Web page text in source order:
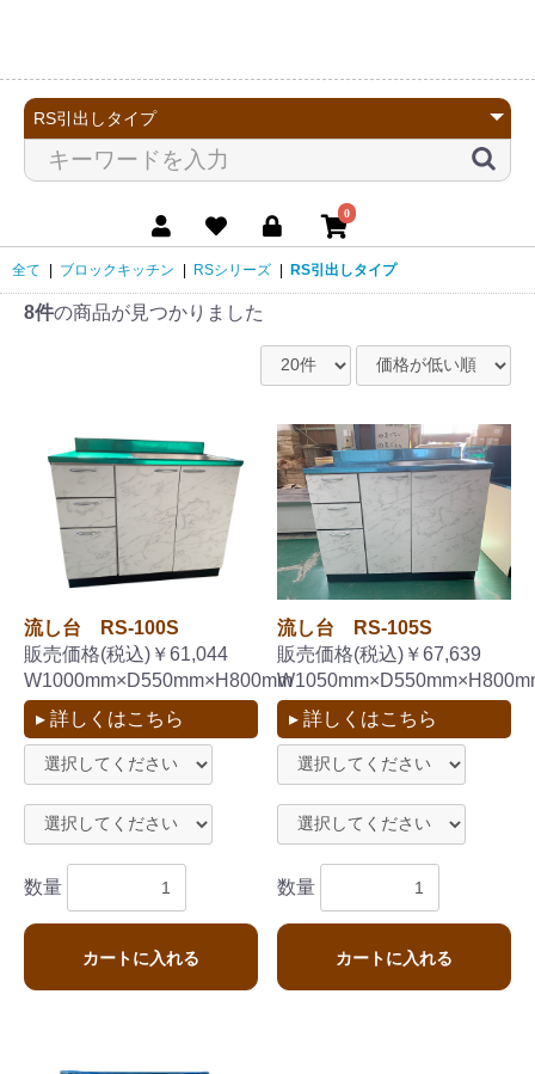
0
全て ブロックキッチン RSシリーズ RS引出しタイプ
8件の商品が見つかりました
流し台 RS-100S
販売価格(税込)￥61,044
W1000mm×D550mm×H800mm
▸ 詳しくはこちら
数量
カートに入れる
流し台 RS-105S
販売価格(税込)￥67,639
▸ 詳しくはこちら
数量
カートに入れる